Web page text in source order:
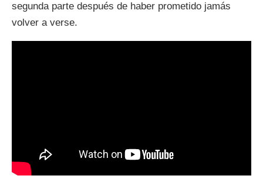
segunda parte después de haber prometido jamás
volver a verse.